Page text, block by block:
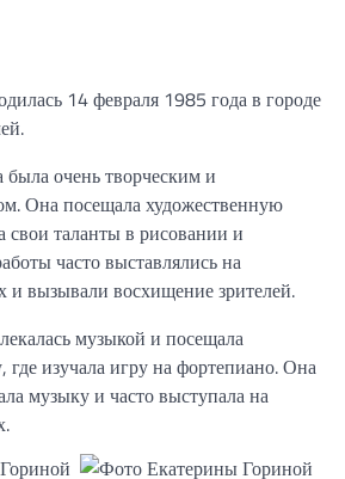
14 февраля 1985 года в городе
была очень творческим и
Она посещала художественную
свои таланты в рисовании и
часто выставлялись на
и вызывали восхищение зрителей.
музыкой и посещала
изучала игру на фортепиано. Она
музыку и часто выступала на